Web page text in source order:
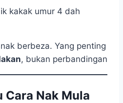
kakak umur 4 dah
berbeza. Yang penting
, bukan perbandingan
Cara Nak Mula